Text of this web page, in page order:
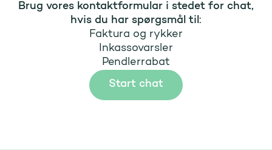
Brug vores kontaktformular i stedet for chat,
hvis du har spørgsmål til:
Faktura og rykker
Inkassovarsler
Pendlerrabat
Start chat